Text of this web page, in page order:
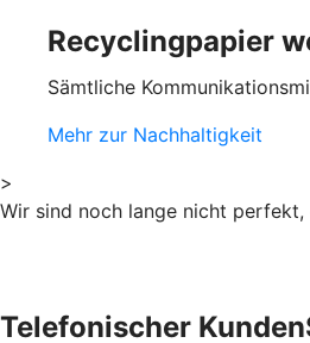
Recyclingpapier
Sämtliche
Mehr zur Nachhaltigkeit
>
Wir sind noch lange nicht perfekt,
Telefonischer